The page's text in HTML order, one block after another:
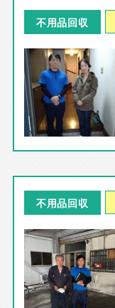
不用品回収
不用品回収